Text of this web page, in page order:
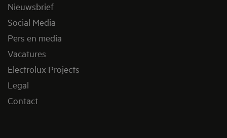
Nieuwsbrief
Social Media
Pers en media
Vacatures
Electrolux Projects
Legal
Contact